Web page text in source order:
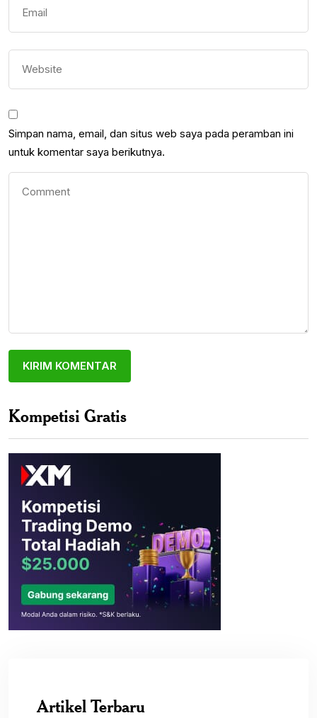
Simpan nama, email, dan situs web saya pada peramban ini
untuk komentar saya berikutnya.
Kompetisi Gratis
Artikel Terbaru